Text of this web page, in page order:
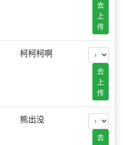
去
上
传
柯柯柯啊
去
上
传
熊出没
去